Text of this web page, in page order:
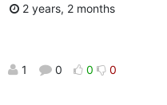
2 years, 2 months
1 0 0 0